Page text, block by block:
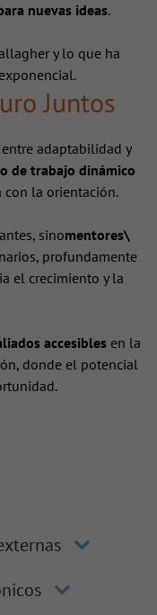
nuevas ideas.
y lo que ha
Juntos
adaptabilidad y
de trabajo dinámico
con la orientación.
sinomentores\
profundamente
el crecimiento y la
accesiblesen la
donde el potencial